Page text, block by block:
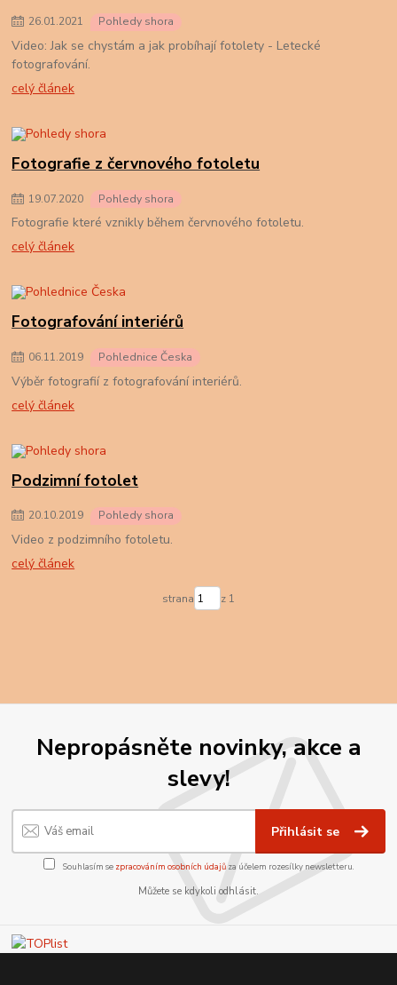
26.01.2021 Pohledy shora
Video: Jak se chystám a jak probíhají fotolety - Letecké
fotografování.
celý článek
Fotografie z červnového fotoletu
19.07.2020 Pohledy shora
Fotografie které vznikly během červnového fotoletu.
celý článek
Fotografování interiérů
06.11.2019 Pohlednice Česka
Výběr fotografií z fotografování interiérů.
celý článek
Podzimní fotolet
20.10.2019 Pohledy shora
Video z podzimního fotoletu.
celý článek
strana z 1
Nepropásněte novinky, akce a
slevy!
Přihlásit se
Souhlasím se zpracováním osobních údajůza účelem rozesílky newsletteru.
Můžete se kdykoli odhlásit.